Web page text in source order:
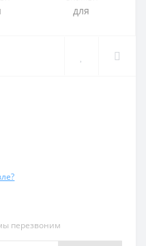
перезвоним